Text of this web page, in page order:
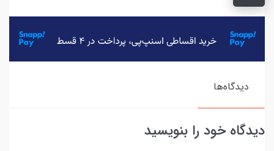
دیدگاه‌ها
دیدگاه خود را بنویسید